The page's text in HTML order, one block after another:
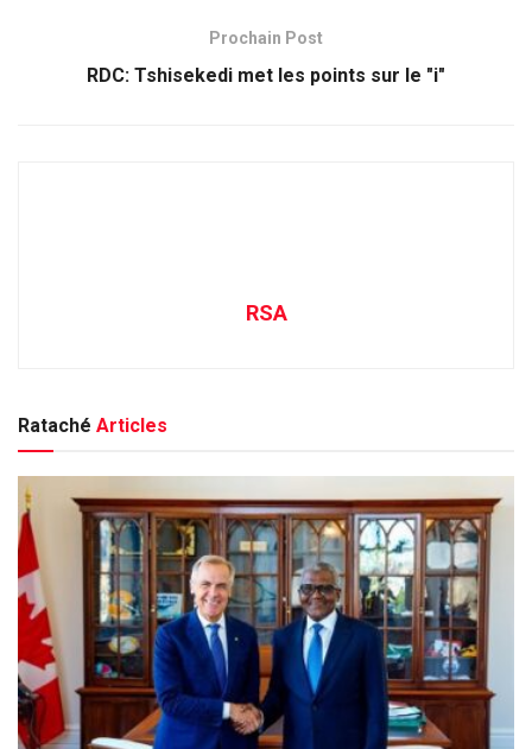
Prochain Post
RDC: Tshisekedi met les points sur le "i"
RSA
Rataché Articles